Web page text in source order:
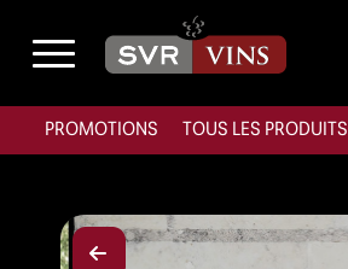
PROMOTIONS TOUS LES PRODUITS